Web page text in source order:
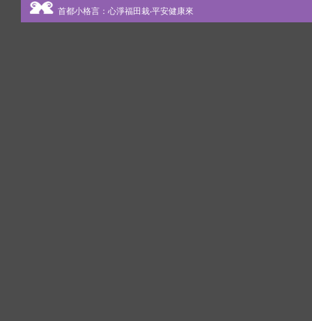
首都小格言：心淨福田栽‧平安健康來